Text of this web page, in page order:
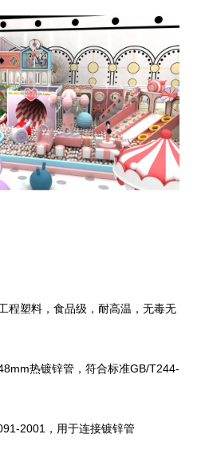
程塑料，食品级，耐高温，无毒无
热镀锌管，符合标准GB/T244-
2001，用于连接镀锌管